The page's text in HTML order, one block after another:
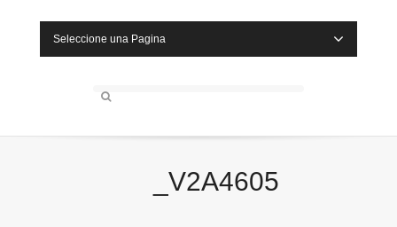
Seleccione una Pagina
_V2A4605